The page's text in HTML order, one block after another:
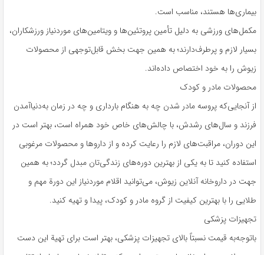
بیماری‌ها هستند، مناسب است.
مکمل‌های ورزشی به دلیل تأمین پروتئین‌ها و ویتامین‌های موردنیاز ورزشکاران،
بسیار لازم و پرطرف‌دارند؛ به همین جهت بخش قابل‌توجهی از محصولات
زیوش را به خود اختصاص داده‌اند.
محصولات مادر و کودک
از آنجایی‌که پروسه مادر شدن چه به هنگام بارداری و چه در زمان به‌دنیاآمدن
فرزند و سال‌های رشدش، با چالش‌های خاص خود همراه است، بهتر است در
این دوران، مراقبت‌های لازم را رعایت کرده و از داروها و محصولات مرغوبی
استفاده کنید تا به یکی از بهترین دوره‌های زندگی‌تان مبدل گردد؛ به همین
جهت در داروخانه آنلاین زیوش، می‌توانید اقلام موردنیاز این دورة مهم و
طلایی را با بهترین کیفیت از گروه مادر و کودک، پیدا و تهیه کنید.
تجهیزات پزشکی
باتوجه‌به قیمت نسبتاً بالای تجهیزات پزشکی، بهتر است برای تهیة این دست